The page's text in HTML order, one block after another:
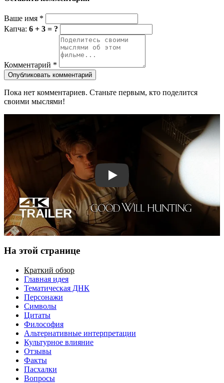
Ваше имя *
Капча: 6 + 3 = ?
Комментарий *
Опубликовать комментарий
Пока нет комментариев. Станьте первым, кто поделится
своими мыслями!
Смотреть трейлер
На этой странице
Краткий обзор
Главная идея
Тематическая ДНК
Персонажи
Символы
Цитаты
Философия
Альтернативные интерпретации
Культурное влияние
Отзывы
Факты
Пасхалки
Вопросы